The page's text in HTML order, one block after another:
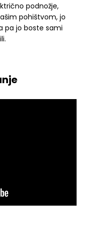
podnožje,
pohištvom, jo
pa jo boste sami